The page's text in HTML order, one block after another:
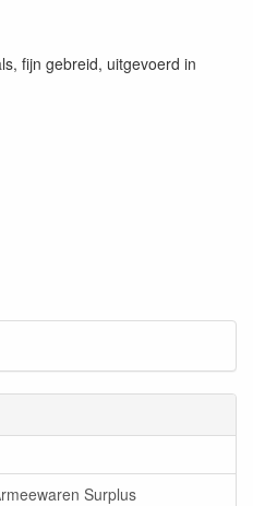
Surplus
fijn gebreid, uitgevoerd in